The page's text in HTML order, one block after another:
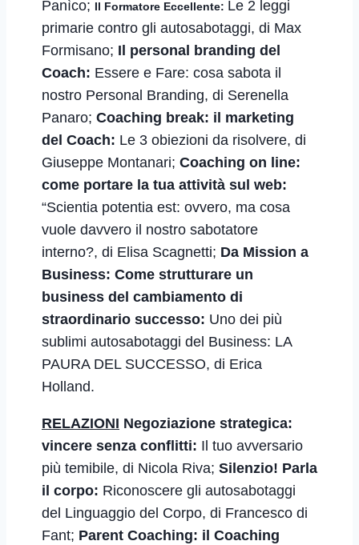
Panìco; Il Formatore Eccellente: Le 2 leggi
primarie contro gli autosabotaggi, di Max
Formisano; Il personal branding del
Coach: Essere e Fare: cosa sabota il
nostro Personal Branding, di Serenella
Panaro; Coaching break: il marketing
del Coach: Le 3 obiezioni da risolvere, di
Giuseppe Montanari; Coaching on line:
come portare la tua attività sul web:
“Scientia potentia est: ovvero, ma cosa
vuole davvero il nostro sabotatore
interno?, di Elisa Scagnetti; Da Mission a
Business: Come strutturare un
business del cambiamento di
straordinario successo: Uno dei più
sublimi autosabotaggi del Business: LA
PAURA DEL SUCCESSO, di Erica
Holland.
RELAZIONI Negoziazione strategica:
vincere senza conflitti: Il tuo avversario
più temibile, di Nicola Riva; Silenzio! Parla
il corpo: Riconoscere gli autosabotaggi
del Linguaggio del Corpo, di Francesco di
Fant; Parent Coaching: il Coaching